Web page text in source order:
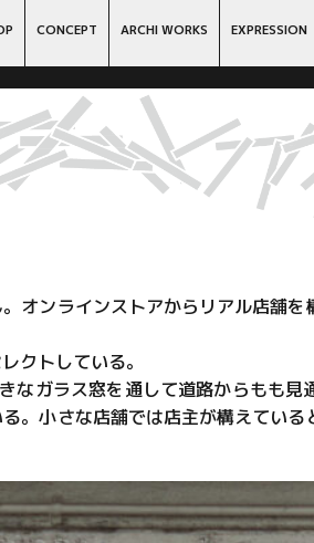
CONCEPT ARCHI WORKS EXPRESSION
オンラインストアからリアル店舗
クトしている。
なガラス窓を通して道路からもも
。小さな店舗では店主が構えてい